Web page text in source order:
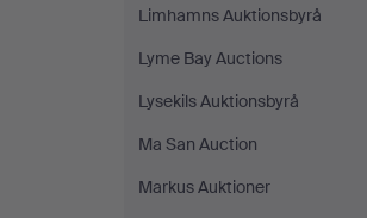
Limhamns Auktionsbyrå
Lyme Bay Auctions
Lysekils Auktionsbyrå
Ma San Auction
Markus Auktioner